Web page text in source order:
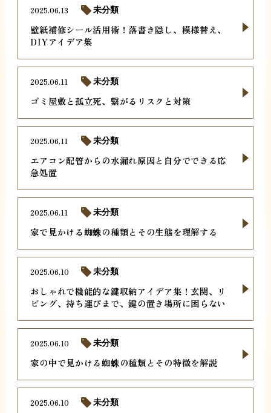
壁紙補修シール活用術！落書き隠し、模様替え、
DIYアイデア集
2025.06.13 未分類
ゴミ屋敷と孤立死、繋がるリスクと対策
2025.06.11 未分類
エアコン配管からの水漏れ原因と自分でできる応
急処置
2025.06.11 未分類
家で見かける蜘蛛の種類とその生態を理解する
2025.06.11 未分類
おしゃれで機能的な鍵収納アイデア集！玄関、リ
ビング、持ち運びまで、鍵の置き場所に困らない
2025.06.10 未分類
家の中で見かける蜘蛛の種類とその特徴を解説
2025.06.10 未分類
2025.06.10 未分類